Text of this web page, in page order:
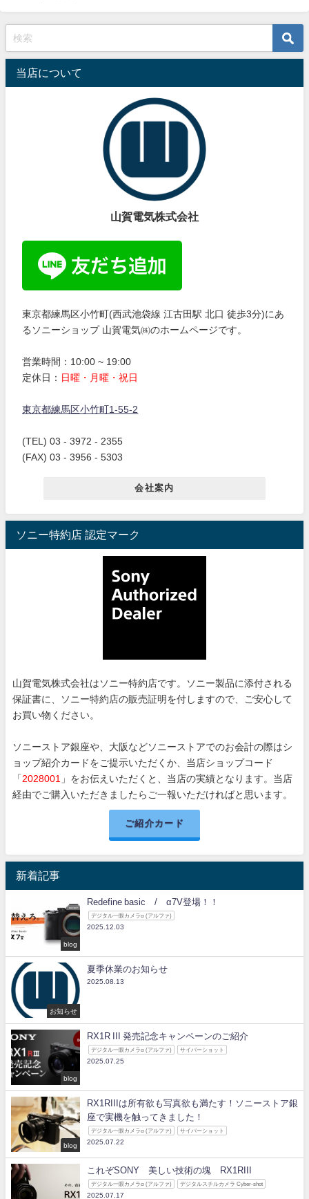
当店について
山賀電気株式会社
東京都練馬区小竹町(西武池袋線 江古田駅 北口 徒歩3分)にあ
るソニーショップ 山賀電気㈱のホームページです。
営業時間：10:00 ~ 19:00
定休日： 日曜・月曜・祝日
東京都練馬区小竹町1-55-2
(TEL) 03 - 3972 - 2355
(FAX) 03 - 3956 - 5303
会社案内
ソニー特約店 認定マーク
山賀電気株式会社はソニー特約店です。ソニー製品に添付される
保証書に、ソニー特約店の販売証明を付しますので、ご安心して
お買い物ください。
ソニーストア銀座や、大阪などソニーストアでのお会計の際はシ
ョップ紹介カードをご提示いただくか、当店ショップコード
「 2028001 」をお伝えいただくと、当店の実績となります。当店
経由でご購入いただきましたらご一報いただければと思います。
ご紹介カード
新着記事
blog
Redefine basic / α7V登場！！
デジタル一眼カメラα (アルファ)
2025.12.03
お知らせ
夏季休業のお知らせ
2025.08.13
blog
RX1R III 発売記念キャンペーンのご紹介
デジタル一眼カメラα (アルファ) サイバーショット
2025.07.25
blog
RX1RIIIは所有欲も写真欲も満たす！ソニーストア銀
座で実機を触ってきました！
デジタル一眼カメラα (アルファ) サイバーショット
2025.07.22
これぞSONY 美しい技術の塊 RX1RIII
デジタル一眼カメラα (アルファ) デジタルスチルカメラ Cyber-shot
2025.07.17